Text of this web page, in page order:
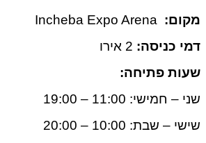
Incheba Expo Arena
כניסה:2 אירו
פתיחה:
11:00 – 19:00
10:00 – 20:00